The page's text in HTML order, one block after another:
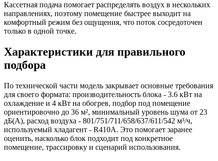
Кассетная подача помогает распределять воздух в нескольких
направлениях, поэтому помещение быстрее выходит на
комфортный режим без ощущения, что поток сосредоточен
только в одной точке.
Характеристики для правильного
подбора
По технической части модель закрывает основные требования
для своего формата: производительность блока - 3.6 кВт на
охлаждение и 4 кВт на обогрев, подбор под помещение
ориентировочно до 36 м², минимальный уровень шума от 23
дБ(А), расход воздуха - 801/751/711/658/637/611/542 м³/ч,
используемый хладагент - R410A. Это помогает заранее
оценить, насколько блок подходит под конкретное
помещение, трассировку и сценарий использования.